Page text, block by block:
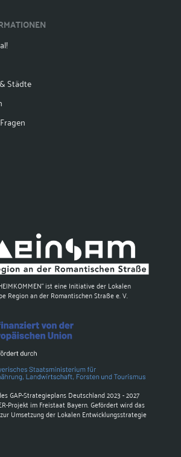
Städte
ist eine Initiative der Lokalen
Region an der Romantischen Straße e. V.
GAP-Strategieplans Deutschland 2023 - 2027
Projekt im Freistaat Bayern. Gefördert wird das
Umsetzung der Lokalen Entwicklungsstrategie